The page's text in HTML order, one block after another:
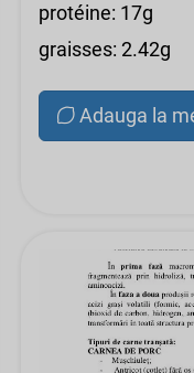
protéine: 17g
graisses: 2.42g
Adauga la